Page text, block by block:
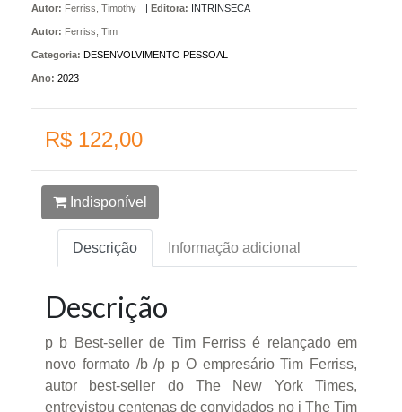
Autor: Ferriss, Timothy
Autor: Ferriss, Tim
| Editora: INTRINSECA
Categoria: DESENVOLVIMENTO PESSOAL
Ano: 2023
R$ 122,00
Indisponível
Descrição Informação adicional
Descrição
p b Best-seller de Tim Ferriss é relançado em
novo formato /b /p p O empresário Tim Ferriss,
autor best-seller do The New York Times,
entrevistou centenas de convidados no i The Tim